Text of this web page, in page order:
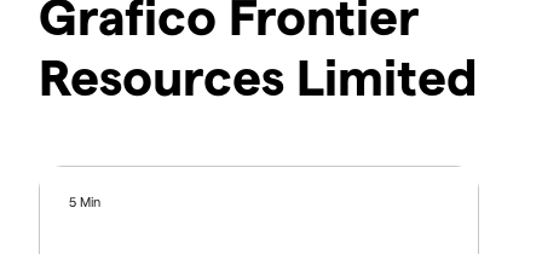
Grafico Frontier
Resources Limited
5 Min